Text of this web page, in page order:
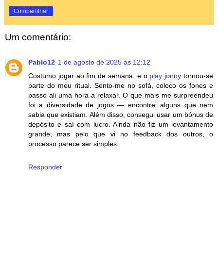
Compartilhar
Um comentário:
Pablo12 1 de agosto de 2025 às 12:12
Costumo jogar ao fim de semana, e o play jonny tornou-se
parte do meu ritual. Sento-me no sofá, coloco os fones e
passo ali uma hora a relaxar. O que mais me surpreendeu
foi a diversidade de jogos — encontrei alguns que nem
sabia que existiam. Além disso, consegui usar um bónus de
depósito e saí com lucro. Ainda não fiz um levantamento
grande, mas pelo que vi no feedback dos outros, o
processo parece ser simples.
Responder